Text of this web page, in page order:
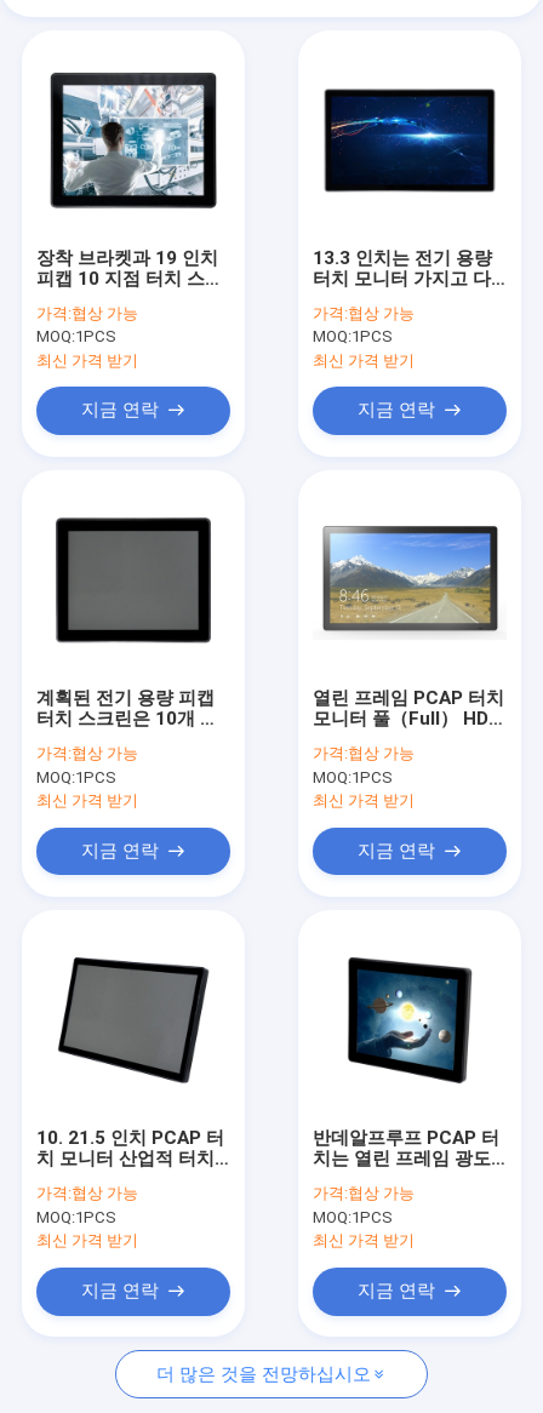
제품 소개
공장 투어
뉴스
모든 케이스
PCAP 터치 모니터
장착 브라켓과 19 인치
피캡 10 지점 터치 스크
가격:협상 가능
MOQ:1PCS
최신 가격 받기
지금 연락
13.3 인치는 전기 용량
터치 모니터 가지고 다
다중 터치를 계획했습니
다
가격:협상 가능
MOQ:1PCS
최신 가격 받기
지금 연락
계획된 전기 용량 피캡
터치 스크린은 10개 핵
모니터링합니다
가격:협상 가능
MOQ:1PCS
최신 가격 받기
지금 연락
열린 프레임 PCAP 터치
모니터 풀（Full） HD
터치 패널
가격:협상 가능
MOQ:1PCS
최신 가격 받기
지금 연락
10. 21.5 인치 PCAP 터
치 모니터 산업적 터치
가격:협상 가능
MOQ:1PCS
최신 가격 받기
지금 연락
반데알프루프 PCAP 터
치는 열린 프레임 광도
다
가격:협상 가능
MOQ:1PCS
최신 가격 받기
지금 연락
더 많은 것을 전망하십시오